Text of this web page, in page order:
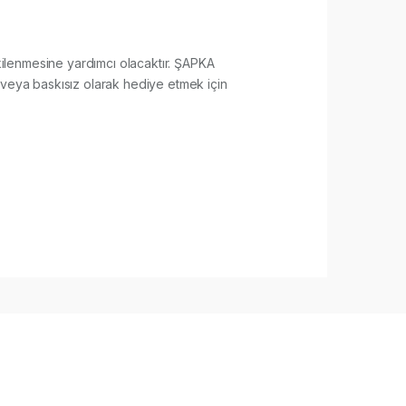
yardımcı olacaktır. ŞAPKA
baskısız olarak hediye etmek için